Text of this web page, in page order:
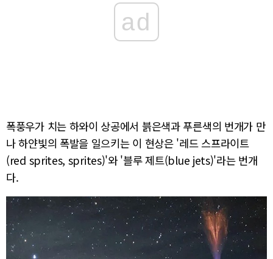
ad
폭풍우가 치는 하와이 상공에서 븕은색과 푸른색의 번개가 만
나 하얀빛의 폭발을 일으키는 이 현상은 '레드 스프라이트
(red sprites, sprites)'와 '블루 제트(blue jets)'라는 번개
다.